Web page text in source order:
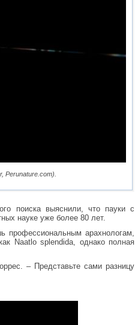
Perunature.com).
поиска выяснили, что пауки с
науке уже более 80 лет.
профессиональным арахнологам,
Naatlo splendida, однако полная
– Представьте сами разницу